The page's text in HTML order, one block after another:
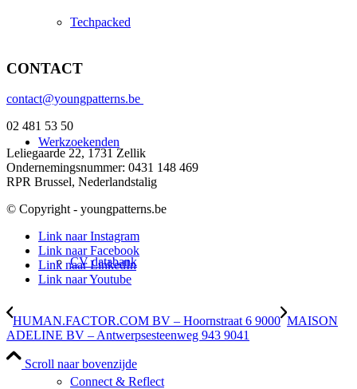
Techpacked
Werkzoekenden
CV databank
Connect & Reflect
CONTACT
contact@youngpatterns.be
02 481 53 50
Leliegaarde 22, 1731 Zellik
Ondernemingsnummer: 0431 148 469
RPR Brussel, Nederlandstalig
© Copyright - youngpatterns.be
Link naar Instagram
Link naar Facebook
Link naar LinkedIn
Link naar Youtube
HUMAN.FACTOR.COM BV – Hoornstraat 6 9000 MAISON
ADELINE BV – Antwerpsesteenweg 943 9041
Scroll naar bovenzijde